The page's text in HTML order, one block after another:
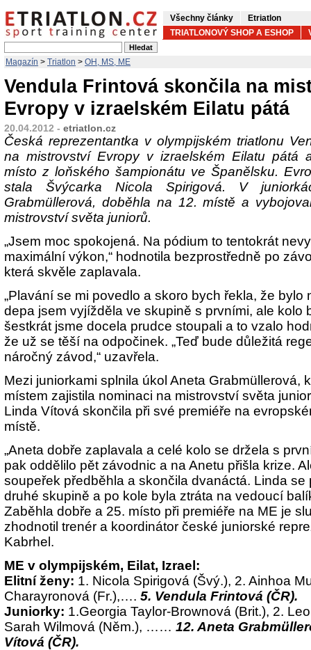
Všechny články
Etriatlon
TRIATLONOVÝ SHOP A ESHOP
Magazín > Triatlon > OH, MS, ME
Vendula Frintová skončila na
Evropy v izraelském Eilatu pátá
20.04.2012 - etriatlon.cz
Česká reprezentantka v olympijském triatlonu
na mistrovství Evropy v izraelském Eilatu pátá
místo z loňského šampionátu ve Španělsku.
stala Švýcarka Nicola Spirigová. V
Grabmüllerová, doběhla na 12. místě a
mistrovství světa juniorů.
„Jsem moc spokojená. Na pódium to tentokrát
maximální výkon,“ hodnotila bezprostředně po
která skvěle zaplavala.
„Plavání se mi povedlo a skoro bych řekla, že bylo
depa jsem vyjížděla ve skupině s prvními, ale kolo
šestkrát jsme docela prudce stoupali a to vzalo
že už se těší na odpočinek. „Teď bude důležitá
náročný závod,“ uzavřela.
Mezi juniorkami splnila úkol Aneta Grabmüllerová,
místem zajistila nominaci na mistrovství světa
Linda Vítová skončila při své premiéře na
místě.
„Aneta dobře zaplavala a celé kolo se držela s
pak oddělilo pět závodnic a na Anetu přišla krize.
soupeřek předběhla a skončila dvanáctá. Linda se
druhé skupině a po kole byla ztráta na vedoucí
Zaběhla dobře a 25. místo při premiéře na ME je
zhodnotil trenér a koordinátor české juniorské
Kabrhel.
ME v olympijském, Eilat, Izrael:
Elitní ženy: 1. Nicola Spirigová (Švý.), 2. Ainhoa
Charayronová (Fr.),…. 5. Vendula Frintová (ČR).
Juniorky: 1.Georgia Taylor-Brownová (Brit.), 2.
Sarah Wilmová (Něm.), …… 12. Aneta
Vítová (ČR).